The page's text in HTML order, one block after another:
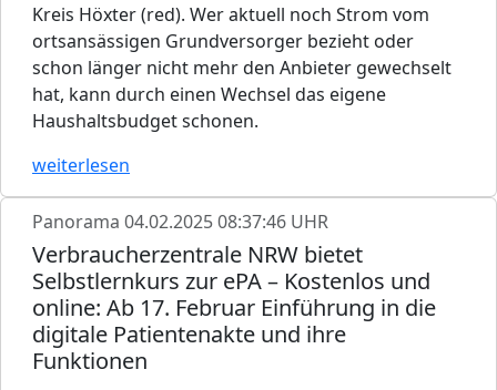
Kreis Höxter (red). Wer aktuell noch Strom vom
ortsansässigen Grundversorger bezieht oder
schon länger nicht mehr den Anbieter gewechselt
hat, kann durch einen Wechsel das eigene
Haushaltsbudget schonen.
weiterlesen
Panorama 04.02.2025 08:37:46 UHR
Verbraucherzentrale NRW bietet
Selbstlernkurs zur ePA – Kostenlos und
online: Ab 17. Februar Einführung in die
digitale Patientenakte und ihre
Funktionen